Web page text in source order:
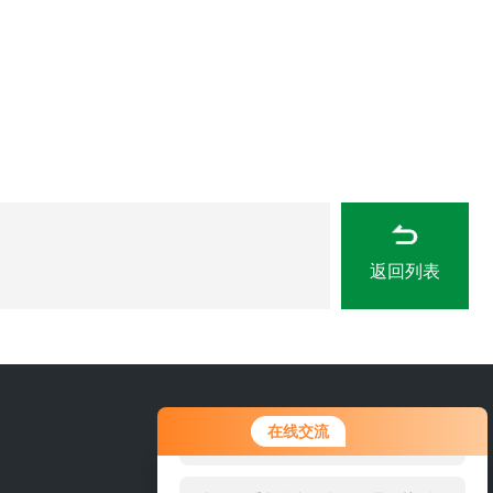
在线交流
您好！欢迎前来咨询，很高兴为您
服务，请问您要咨询什么问题呢？
返回列表
15967777917